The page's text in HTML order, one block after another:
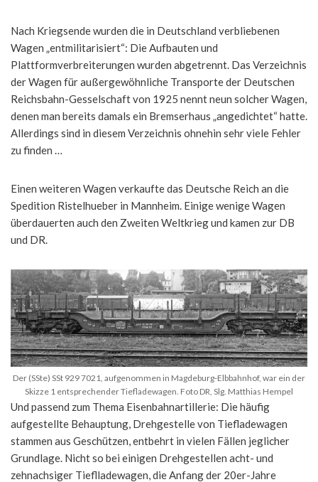
Nach Kriegsende wurden die in Deutschland verbliebenen
Wagen „entmilitarisiert“: Die Aufbauten und
Plattformverbreiterungen wurden abgetrennt. Das Verzeichnis
der Wagen für außergewöhnliche Transporte der Deutschen
Reichsbahn-Gesselschaft von 1925 nennt neun solcher Wagen,
denen man bereits damals ein Bremserhaus „angedichtet“ hatte.
Allerdings sind in diesem Verzeichnis ohnehin sehr viele Fehler
zu finden …
Einen weiteren Wagen verkaufte das Deutsche Reich an die
Spedition Ristelhueber in Mannheim. Einige wenige Wagen
überdauerten auch den Zweiten Weltkrieg und kamen zur DB
und DR.
Der (SSte) SSt 929 7021, aufgenommen in Magdeburg-Elbbahnhof, war ein der
Skizze 1 entsprechender Tiefladewagen. Foto DR, Slg. Matthias Hempel
Und passend zum Thema Eisenbahnartillerie: Die häufig
aufgestellte Behauptung, Drehgestelle von Tiefladewagen
stammen aus Geschützen, entbehrt in vielen Fällen jeglicher
Grundlage. Nicht so bei einigen Drehgestellen acht- und
zehnachsiger Tieflladewagen, die Anfang der 20er-Jahre